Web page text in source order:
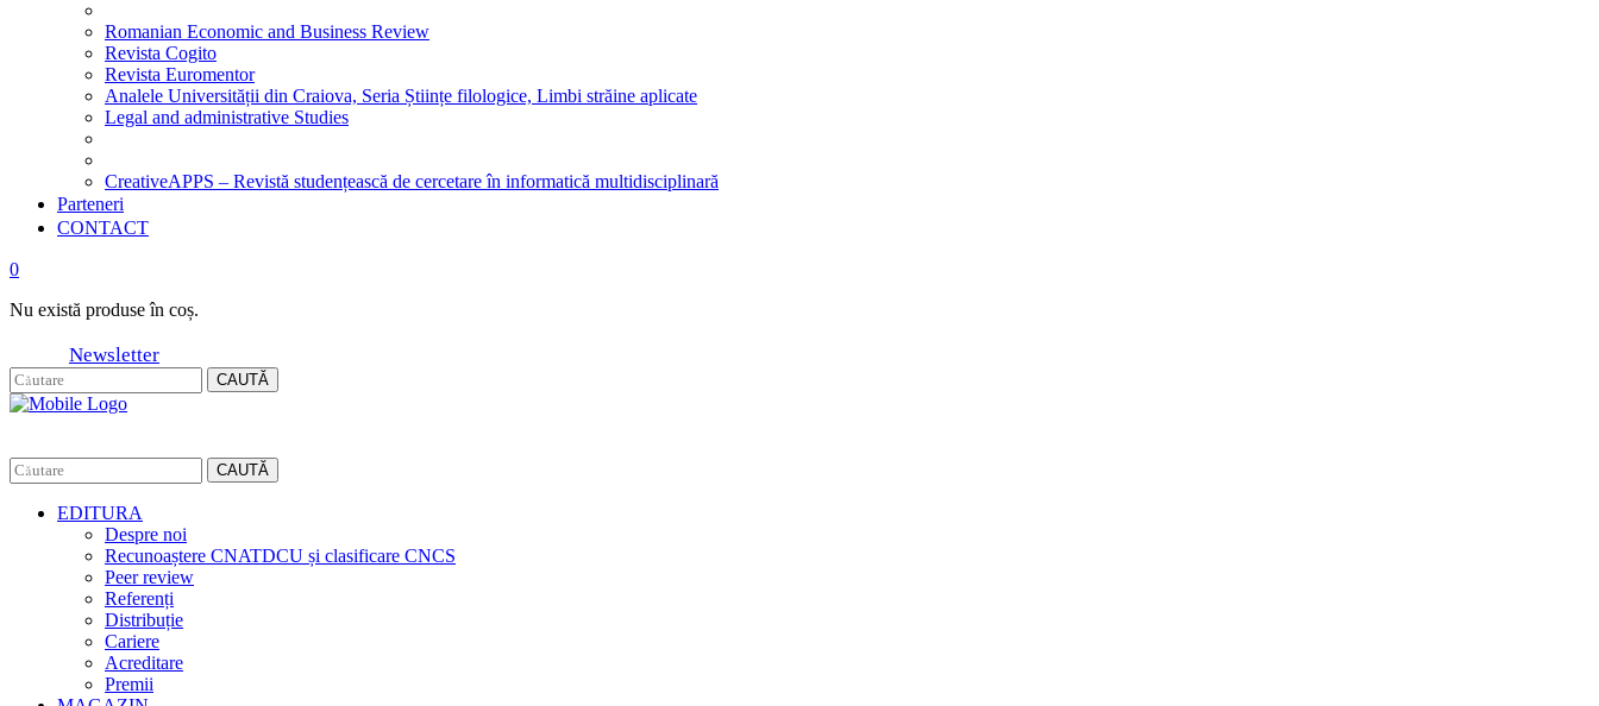
Romanian Economic and Business Review
Revista Cogito
Revista Euromentor
Analele Universității din Craiova, Seria Științe filologice, Limbi străine aplicate
Legal and administrative Studies
CreativeAPPS – Revistă studențească de cercetare în informatică multidisciplinară
Parteneri
CONTACT
0
Nu există produse în coș.
Newsletter
CAUTĂ
CAUTĂ
EDITURA
Despre noi
Recunoaștere CNATDCU și clasificare CNCS
Peer review
Referenți
Distribuție
Cariere
Acreditare
Premii